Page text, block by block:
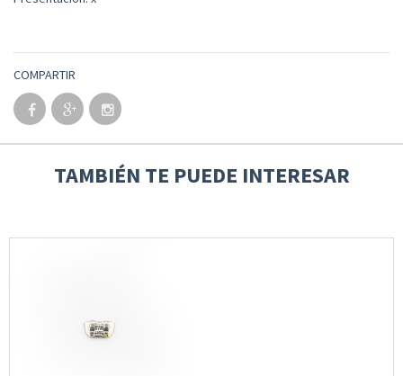
COMPARTIR
TAMBIÉN TE PUEDE INTERESAR